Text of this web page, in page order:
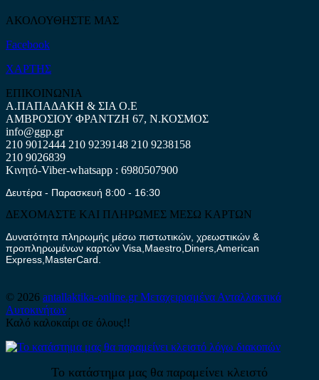
ΑΚΟΛΟΥΘΗΣΤΕ ΜΑΣ
Facebook
ΧΑΡΤΗΣ
ΕΠΙΚΟΙΝΩΝΙΑ
Α.ΠΑΠΑΔΑΚΗ & ΣΙΑ Ο.Ε
ΑΜΒΡΟΣΙΟΥ ΦΡΑΝΤΖΗ 67, Ν.ΚΟΣΜΟΣ
info@ggp.gr
210 9012444 210 9239148 210 9238158
210 9026839
Κινητό-Viber-whatsapp : 6980507900
Δευτέρα - Παρασκευή 8:00 - 16:30
ΔΕΧΟΜΑΣΤΕ ΚΑΙ ΠΛΗΡΩΜΕΣ ΜΕΣΩ ΚΑΡΤΩΝ
Δυνατότητα πληρωμής μέσω πιστωτικών, χρεωστικών &
προπληρωμένων καρτών Visa,Maestro,Diners,American
Express,MasterCard.
© 2026 antallaktika-online.grΜεταχειρισμένα Ανταλλακτικά
Αυτοκινήτων
Καλό καλοκαίρι σε όλους!!
Το κατάστημα μας θα παραμείνει κλειστό